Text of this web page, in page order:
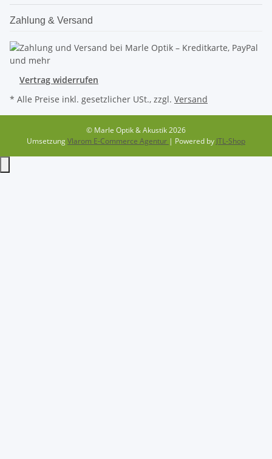
Zahlung & Versand
Vertrag widerrufen
* Alle Preise inkl. gesetzlicher USt., zzgl. Versand
© Marle Optik & Akustik 2026
UmsetzungVlarom E-Commerce Agentur | Powered by JTL-Shop